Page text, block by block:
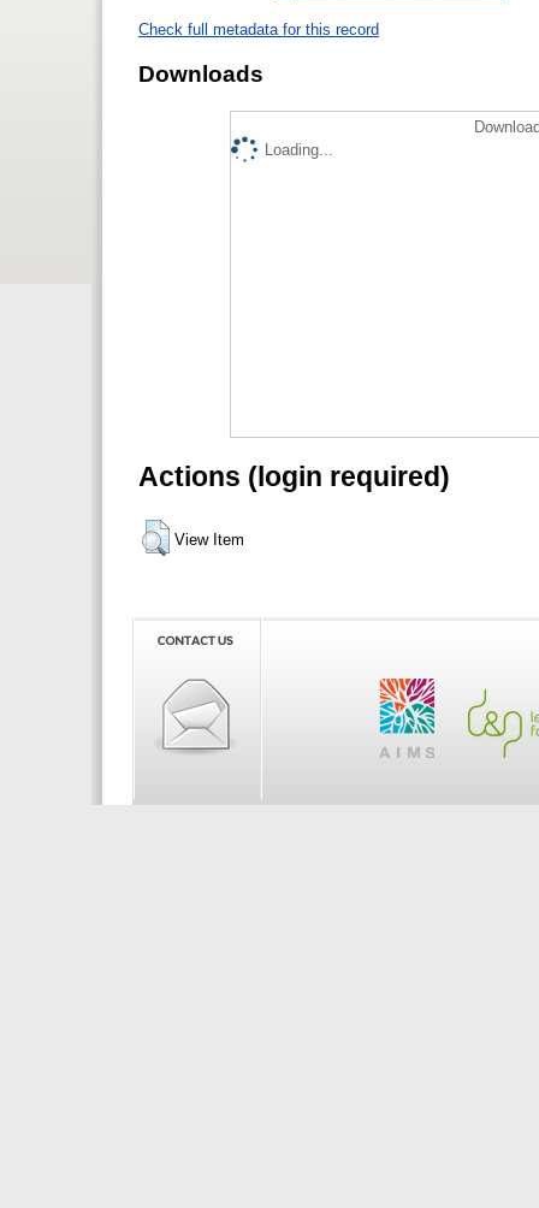
Check full metadata for this record
Downloads
Loading...
Actions (login required)
View Item